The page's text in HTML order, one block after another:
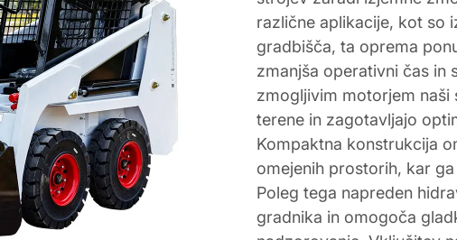
različne aplikacije, kot so
gradbišča, ta oprema
zmanjša operativni čas in
zmogljivim motorjem naši
terene in zagotavljajo
Kompaktna konstrukcija
omejenih prostorih, kar
Poleg tega napreden
gradnika in omogoča